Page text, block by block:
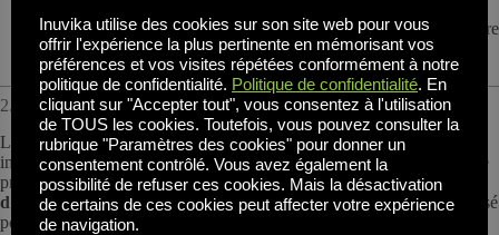
CAO payée en Amérique du Nord pendant la journée puisse être
utilisée par un étudiant international en Asie pendant la nuit.
2. Favoriser la recherche collaborative sécurisée
La recherche est le moteur de l'enseignement supérieur, mais elle
implique souvent des ensembles de données sensibles qui doivent être
protégés contre l'exfiltration et l'accès non autorisé. Efficacelogiciel
d'espace de travail numériquedoit fournir un “ bac à sable ” sécurisé
pour le travail collaboratif sans nuire à la productivité du chercheur.
Inuvika utilise des cookies sur son site web pour vous
offrir l'expérience la plus pertinente en mémorisant vos
préférences et vos visites répétées conformément à notre
politique de confidentialité. Politique de confidentialité. En
cliquant sur "Accepter tout", vous consentez à l'utilisation
de TOUS les cookies. Toutefois, vous pouvez consulter la
rubrique "Paramètres des cookies" pour donner un
consentement contrôlé. Vous avez également la
possibilité de refuser ces cookies. Mais la désactivation
de certains de ces cookies peut affecter votre expérience
de navigation.